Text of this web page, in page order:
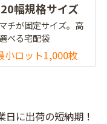
幅規格サイズ
チが固定サイズ。高
べる宅配袋
小ロット1,000枚
に出荷の短納期！